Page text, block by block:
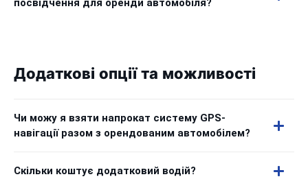
посвідчення для оренди автомобіля?
Додаткові опції та можливості
Чи можу я взяти напрокат систему GPS-
навігації разом з орендованим автомобілем?
Скільки коштує додатковий водій?